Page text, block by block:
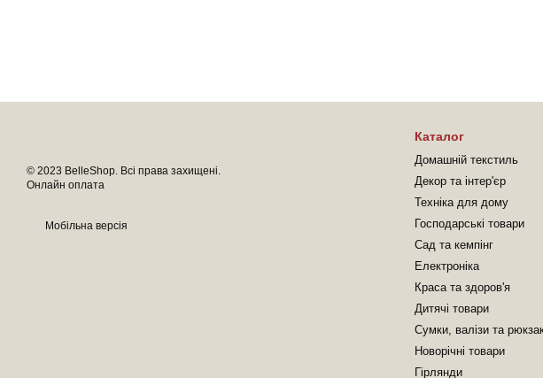
© 2023 BelleShop. Всі права захищені.
Онлайн оплата
Мобільна версія
Каталог
Домашній текстиль
Декор та інтер'єр
Техніка для дому
Господарські товари
Сад та кемпінг
Електроніка
Краса та здоров'я
Дитячі товари
Сумки, валізи та
Новорічні товари
Гірлянди